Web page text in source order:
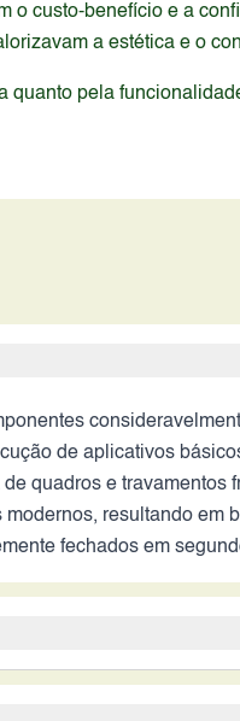
custo-benefício e a
a estética e o
pela
de aplicativos
quadros e travamentos
resultando em
fechados em